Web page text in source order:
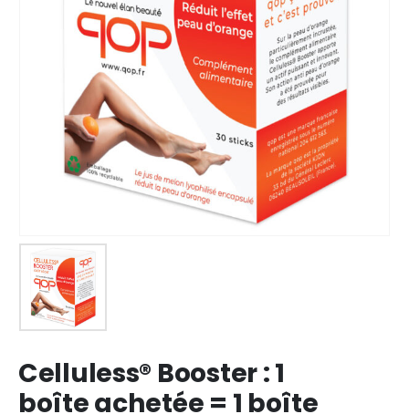
Celluless® Booster : 1
boîte achetée = 1 boîte